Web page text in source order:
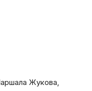
Жукова,